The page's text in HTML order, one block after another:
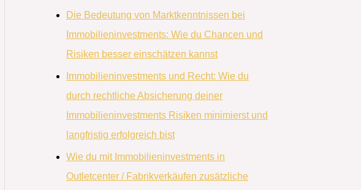
Die Bedeutung von Marktkenntnissen bei
Immobilieninvestments: Wie du Chancen und
Risiken besser einschätzen kannst
Immobilieninvestments und Recht: Wie du
durch rechtliche Absicherung deiner
Immobilieninvestments Risiken minimierst und
langfristig erfolgreich bist
Wie du mit Immobilieninvestments in
Outletcenter / Fabrikverkäufen zusätzliche